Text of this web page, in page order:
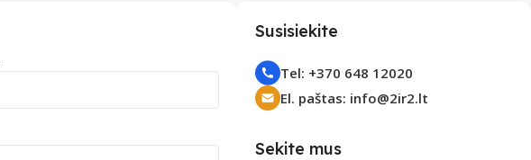
Susisiekite
Tel: +370 648 12020
El. paštas: info@2ir2.lt
Sekite mus